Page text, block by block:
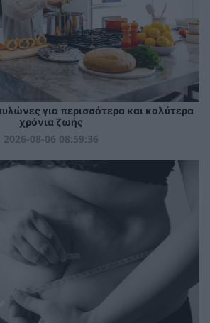
για περισσότερα και καλύτερα
χρόνια ζωής
2026-08-06 08:59:36